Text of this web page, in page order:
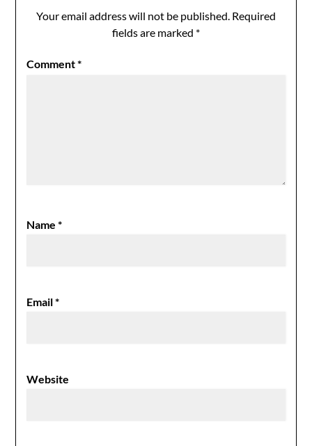
Your email address will not be published. Required
fields are marked *
Comment*
Name*
Email*
Website